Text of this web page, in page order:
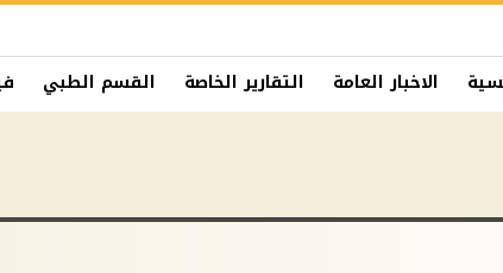
الاخبار العامة التقارير الخاصة القسم الطبي